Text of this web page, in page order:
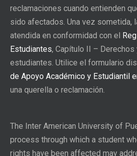
reclamaciones cuando entienden
sido afectados. Una vez sometida,
atendida en conformidad con el
Estudiantes, Capítulo II –
estudiantes. Utilice el formulario
de Apoyo Académico y Estudiantil
una querella o reclamación.
The Inter American University of
process through which a student
rights have been affected may